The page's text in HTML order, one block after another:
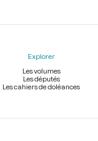
Explorer
Les volumes
Les députés
Les cahiers de doléances